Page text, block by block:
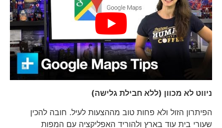
ניווט לא מכוון (ללא חבילת גלישה)
הפיתרון הזול ולא פחות טוב מההצעות לעיל. חובה להכין
שעורי בית עוד בארץ ולהוריד האפליקציה עם המפות